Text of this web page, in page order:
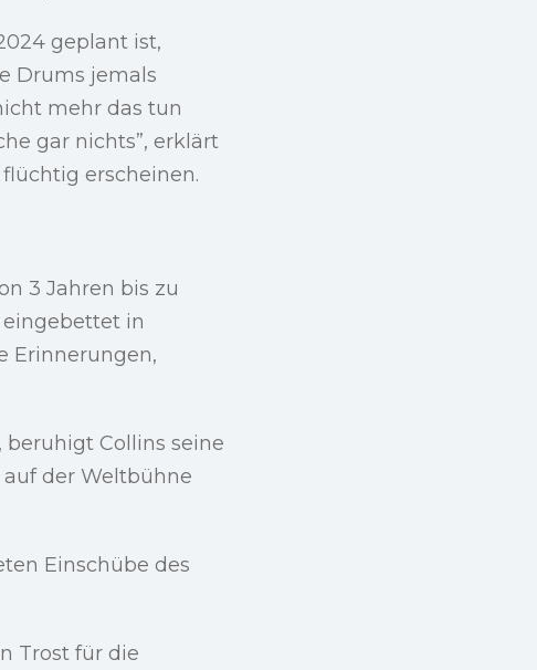
geplant ist,
Drums jemals
mehr das tun
gar nichts”, erklärt
erscheinen.
3 Jahren bis zu
eingebettet in
Erinnerungen,
Collins seine
der Weltbühne
Einschübe des
Trost für die